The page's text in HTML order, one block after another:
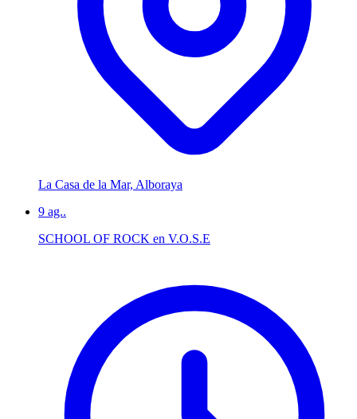
La Casa de la Mar, Alboraya
9 ag..
SCHOOL OF ROCK en V.O.S.E